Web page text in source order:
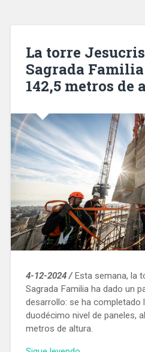
La torre
Sagrada
142,5 metros de
4-12-2024 /Esta semana, la
Sagrada Familia ha dado un
desarrollo: se ha completado
duodécimo nivel de paneles,
metros de altura.